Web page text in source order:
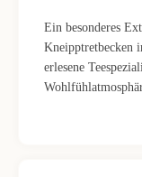
Ein besonderes
Kneipptretbecken
erlesene